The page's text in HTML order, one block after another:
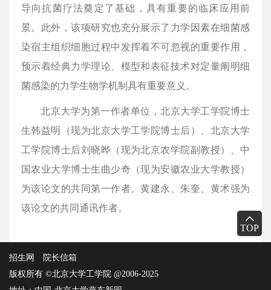
TOP
导向抗菌疗法奠定了基础，具有重要的临床应用前
景。此外，该项研究也充分展示了力学因素在细菌感
染宿主组织细胞过程中发挥着不可忽视的重要作用，
预示着经典力学理论、模型和表征技术对定量阐明细
菌感染的力学生物学机制具有重要意义。
北京大学为第一作者单位，北京大学工学院博士
生韩益明（现为北京大学工学院博士后）、北京大学
工学院博士后刘晓晔（现为北京农学院副教授）、中
国农业大学博士生曲少奇（现为安徽农业大学教授）
为该论文的共同第一作者。黄建永、朱奎、黄术强为
该论文的共同通讯作者。
招生网
院长信箱
版权所有 ©北京大学工学院 @2006-2025